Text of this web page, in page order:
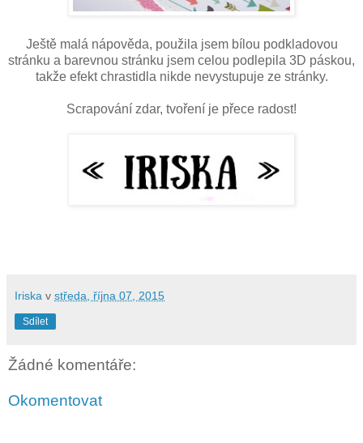
Ještě malá nápověda, použila jsem bílou podkladovou
stránku a barevnou stránku jsem celou podlepila 3D páskou,
takže efekt chrastidla nikde nevystupuje ze stránky.
Scrapování zdar, tvoření je přece radost!
Iriska v středa, října 07, 2015
Sdílet
Žádné komentáře:
Okomentovat